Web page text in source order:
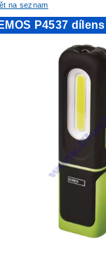
na seznam
EMOS P4537